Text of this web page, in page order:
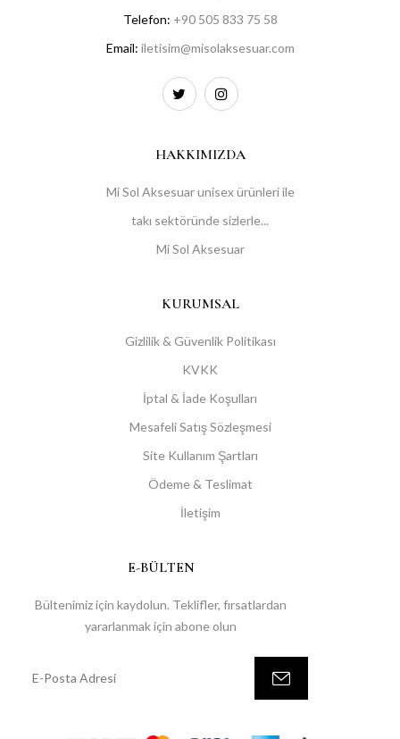
Telefon: +90 505 833 75 58
Email: iletisim@misolaksesuar.com
HAKKIMIZDA
Mi Sol Aksesuar unisex ürünleri ile
takı sektöründe sizlerle...
Mi Sol Aksesuar
KURUMSAL
Gizlilik & Güvenlik Politikası
KVKK
İptal & İade Koşulları
Mesafeli Satış Sözleşmesi
Site Kullanım Şartları
Ödeme & Teslimat
İletişim
E-BÜLTEN
Bültenimiz için kaydolun. Teklifler, fırsatlardan
yararlanmak için abone olun